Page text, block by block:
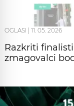
OGLASI 11. 05. 2026
Razkriti
zmagovalci